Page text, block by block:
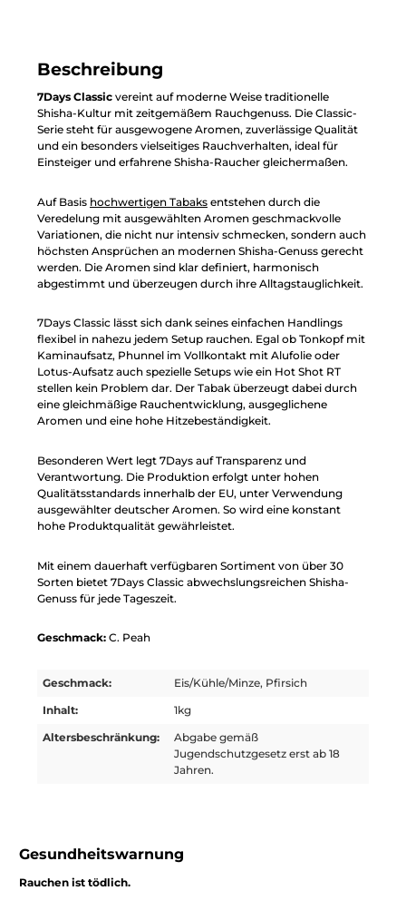
Beschreibung
7Days Classic vereint auf moderne Weise traditionelle
Shisha-Kultur mit zeitgemäßem Rauchgenuss. Die Classic-
Serie steht für ausgewogene Aromen, zuverlässige Qualität
und ein besonders vielseitiges Rauchverhalten, ideal für
Einsteiger und erfahrene Shisha-Raucher gleichermaßen.
Auf Basis hochwertigen Tabaks entstehen durch die
Veredelung mit ausgewählten Aromen geschmackvolle
Variationen, die nicht nur intensiv schmecken, sondern auch
höchsten Ansprüchen an modernen Shisha-Genuss gerecht
werden. Die Aromen sind klar definiert, harmonisch
abgestimmt und überzeugen durch ihre Alltagstauglichkeit.
7Days Classic lässt sich dank seines einfachen Handlings
flexibel in nahezu jedem Setup rauchen. Egal ob Tonkopf mit
Kaminaufsatz, Phunnel im Vollkontakt mit Alufolie oder
Lotus-Aufsatz auch spezielle Setups wie ein Hot Shot RT
stellen kein Problem dar. Der Tabak überzeugt dabei durch
eine gleichmäßige Rauchentwicklung, ausgeglichene
Aromen und eine hohe Hitzebeständigkeit.
Besonderen Wert legt 7Days auf Transparenz und
Verantwortung. Die Produktion erfolgt unter hohen
Qualitätsstandards innerhalb der EU, unter Verwendung
ausgewählter deutscher Aromen. So wird eine konstant
hohe Produktqualität gewährleistet.
Mit einem dauerhaft verfügbaren Sortiment von über 30
Sorten bietet 7Days Classic abwechslungsreichen Shisha-
Genuss für jede Tageszeit.
Geschmack: C. Peah
Geschmack:
Eis/Kühle/Minze, Pfirsich
Inhalt:
1kg
Altersbeschränkung:
Abgabe gemäß
Jugendschutzgesetz erst ab 18
Jahren.
Gesundheitswarnung
Rauchen ist tödlich.